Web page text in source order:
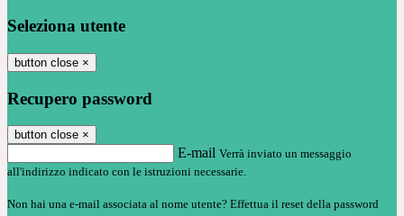
Seleziona utente
button close ×
Recupero password
button close ×
E-mail Verrà inviato un messaggio
all'indirizzo indicato con le istruzioni necessarie.
Non hai una e-mail associata al nome utente? Effettua il reset della password